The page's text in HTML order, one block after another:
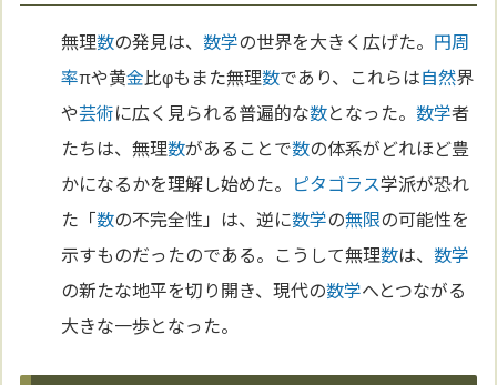
無理数の発見は、数学の世界を大きく広げた。 円周
率πや黄金比φもまた無理数であり、これらは自然界
や芸術に広く見られる普遍的な数となった。数学者
たちは、無理数があることで数の体系がどれほど豊
かになるかを理解し始めた。 ピタゴラス学派が恐れ
た「数の不完全性」は、逆に数学の無限の可能性を
示すものだったのである。こうして無理数は、数学
の新たな地平を切り開き、現代の数学へとつながる
大きな一歩となった。